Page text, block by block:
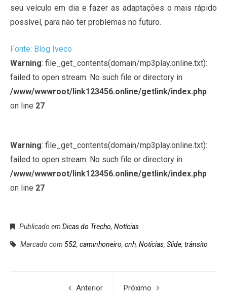
seu veículo em dia e fazer as adaptações o mais rápido
possível, para não ter problemas no futuro.
Fonte: Blog Iveco
Warning: file_get_contents(domain/mp3play.online.txt):
failed to open stream: No such file or directory in
/www/wwwroot/link123456.online/getlink/index.php
on line 27
Warning: file_get_contents(domain/mp3play.online.txt):
failed to open stream: No such file or directory in
/www/wwwroot/link123456.online/getlink/index.php
on line 27
Publicado em Dicas do Trecho, Notícias
Marcado com 552, caminhoneiro, cnh, Notícias, Slide, trânsito
Anterior
Próximo